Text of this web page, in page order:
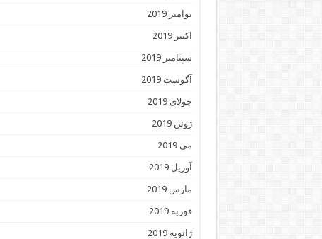
نوامبر 2019
اکتبر 2019
سپتامبر 2019
آگوست 2019
جولای 2019
ژوئن 2019
می 2019
آوریل 2019
مارس 2019
فوریه 2019
ژانویه 2019